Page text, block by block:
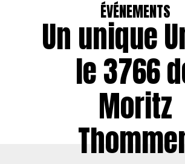
ÉVÉNEMENTS
Un unique
le 3766
Moritz